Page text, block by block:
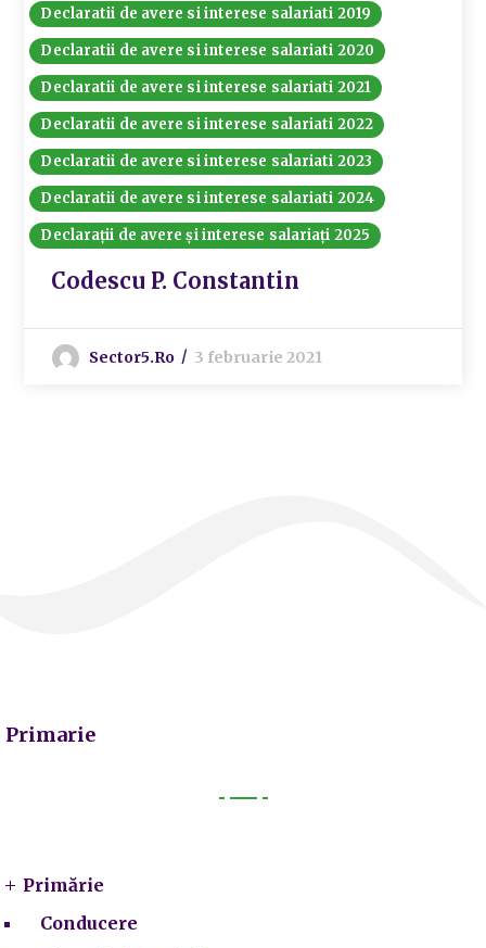
Declaratii de avere si interese salariati 2019
Declaratii de avere si interese salariati 2020
Declaratii de avere si interese salariati 2021
Declaratii de avere si interese salariati 2022
Declaratii de avere si interese salariati 2023
Declaratii de avere si interese salariati 2024
Declarații de avere și interese salariați 2025
Codescu P. Constantin
Sector5.ro 3 februarie 2021
Primarie
Primărie
Conducere